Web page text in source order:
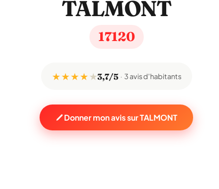
TALMONT
17120
★ ★ ★ ★★3,7/5 3 avis d'habitants
Donner mon avis sur TALMONT